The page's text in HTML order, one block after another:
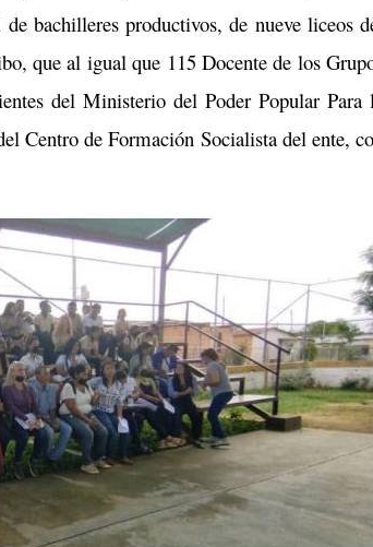
bachilleres productivos, de nueve liceos
que al igual que 115 Docente de los
del Ministerio del Poder Popular Para
Centro de Formación Socialista del ente,